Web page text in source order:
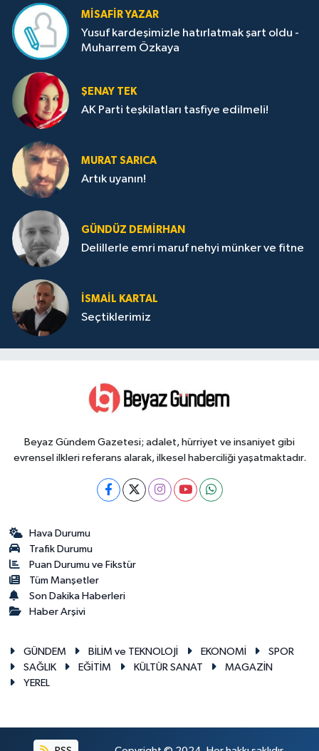
MISAFIR YAZAR
Yusuf kardeşimizle hatırlatmak şart oldu -
Muharrem Özkaya
ŞENAY TEK
AK Parti teşkilatları tasfiye edilmeli!
MURAT SARICA
Artık uyanın!
GÜNDÜZ DEMIRHAN
Delillerle emri maruf nehyi münker ve fitne
İSMAIL KARTAL
Seçtiklerimiz
Beyaz Gündem Gazetesi; adalet, hürriyet ve insaniyet gibi
evrensel ilkleri referans alarak, ilkesel haberciliği yaşatmaktadır.
Hava Durumu
Trafik Durumu
Puan Durumu ve Fikstür
Tüm Manşetler
Son Dakika Haberleri
Haber Arşivi
GÜNDEM BİLİM ve TEKNOLOJİ EKONOMİ
SPOR
SAĞLIK
EĞİTİM KÜLTÜR SANAT
MAGAZİN
YEREL